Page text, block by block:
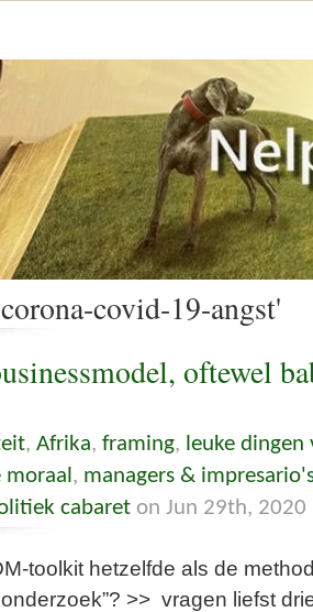
covid-19-angst'
oftewel
, Afrika, framing, leuke
, managers &
cabaret on Jun 29th, 2020
toolkit hetzelfde als de
>> vragen liefst